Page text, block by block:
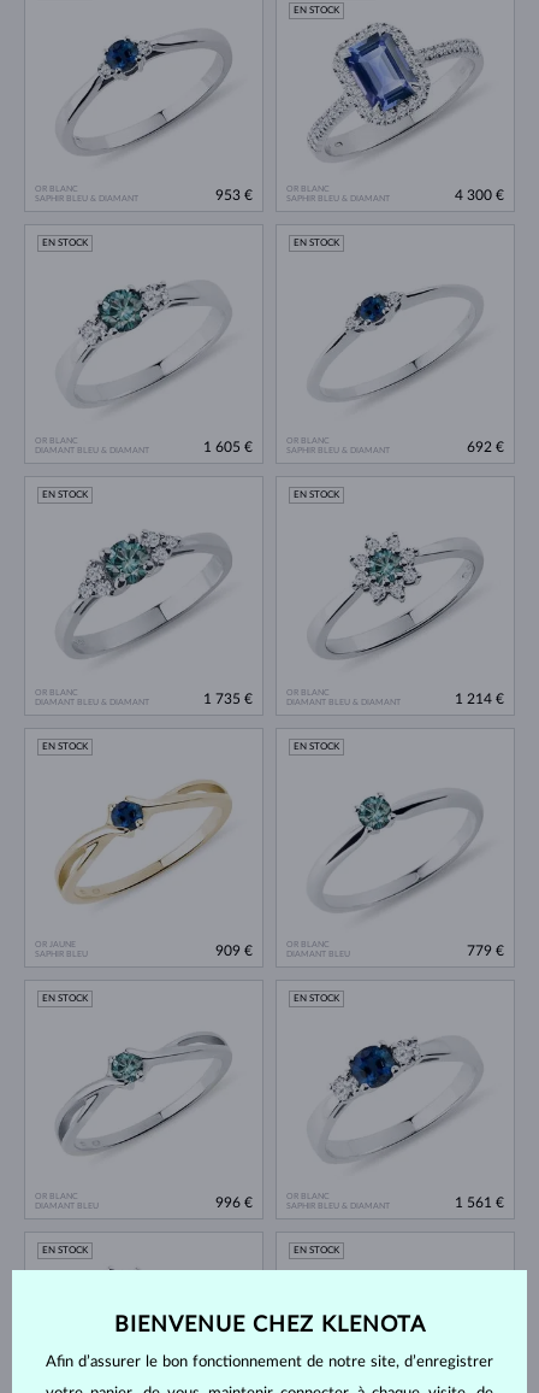
OR BLANC
SAPHIR BLEU & DIAMANT
953 €
OR BLANC
SAPHIR BLEU & DIAMANT
EN STOCK
4 300 €
OR BLANC
DIAMANT BLEU & DIAMANT
EN STOCK
1 605 €
OR BLANC
SAPHIR BLEU & DIAMANT
EN STOCK
692 €
OR BLANC
DIAMANT BLEU & DIAMANT
EN STOCK
1 735 €
OR BLANC
DIAMANT BLEU & DIAMANT
EN STOCK
1 214 €
OR JAUNE
SAPHIR BLEU
EN STOCK
909 €
OR BLANC
DIAMANT BLEU
EN STOCK
779 €
OR BLANC
DIAMANT BLEU
EN STOCK
996 €
OR BLANC
SAPHIR BLEU & DIAMANT
EN STOCK
1 561 €
EN STOCK EN STOCK
BIENVENUE CHEZ KLENOTA
Afin d’assurer le bon fonctionnement de notre site, d’enregistrer